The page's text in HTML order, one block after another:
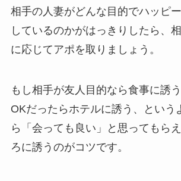
相手の人妻がどんな目的でハッピ
しているのかがはっきりしたら、
に応じてアポを取りましょう。
もし相手が友人目的なら食事に誘
OKだったらホテルに誘う、という
ら「会っても良い」と思ってもら
ろに誘うのがコツです。